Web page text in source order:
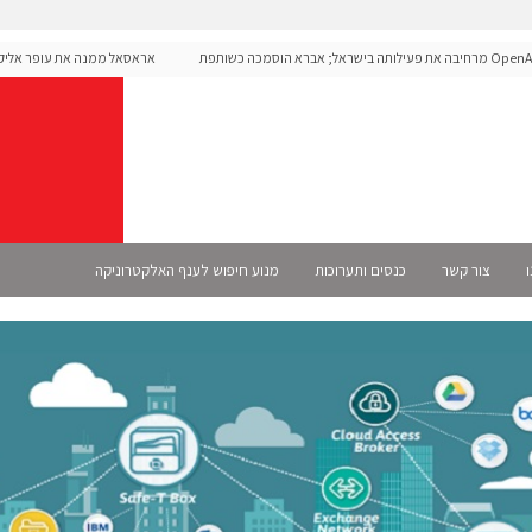
OpenAI מרחיבה את פעילותה בישראל; אברא הוסמכה כשותפת
אראסאל ממנה את עופר אליקים
צור קשר כנסים ותערוכות מנוע חיפוש לענף האלקטרוניקה